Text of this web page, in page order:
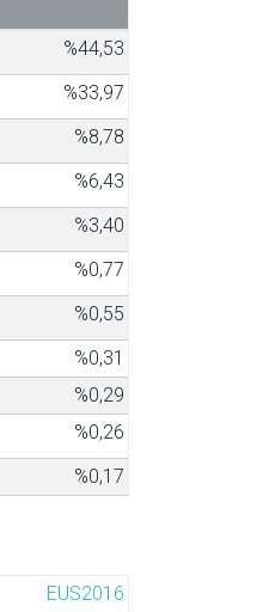
%44,53
%33,97
%8,78
%6,43
%3,40
%0,77
%0,55
%0,31
%0,29
%0,26
%0,17
EUS2016